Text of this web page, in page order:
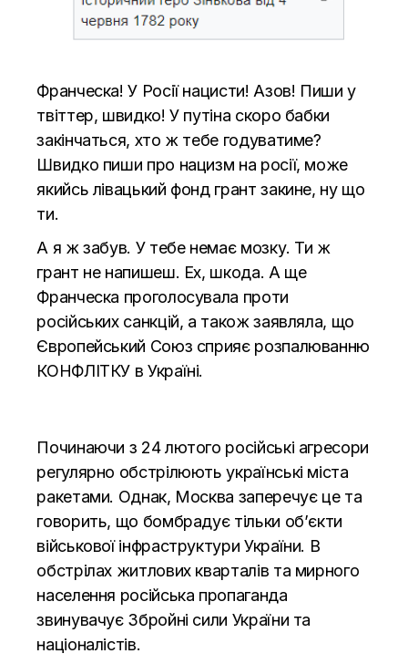
Франческа! У Росії нацисти! Азов! Пиши у
твіттер, швидко! У путіна скоро бабки
закінчаться, хто ж тебе годуватиме?
Швидко пиши про нацизм на росії, може
якийсь лівацький фонд грант закине, ну що
ти.
А я ж забув. У тебе немає мозку. Ти ж
грант не напишеш. Ех, шкода. А ще
Франческа проголосувала проти
російських санкцій, а також заявляла, що
Європейський Союз сприяє розпалюванню
КОНФЛІТКУ в Україні.
Починаючи з 24 лютого російські агресори
регулярно обстрілюють українські міста
ракетами. Однак, Москва заперечує це та
говорить, що бомбрадує тільки об’єкти
військової інфраструктури України. В
обстрілах житлових кварталів та мирного
населення російська пропаганда
звинувачує Збройні сили України та
націоналістів.